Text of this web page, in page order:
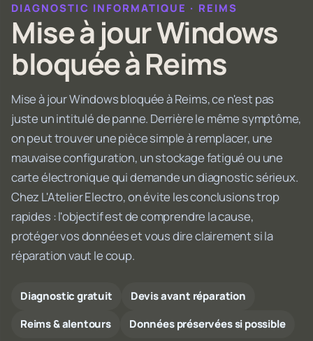
DIAGNOSTIC INFORMATIQUE · REIMS
Mise à jour Windows
bloquée à Reims
Mise à jour Windows bloquée à Reims, ce n'est pas
juste un intitulé de panne. Derrière le même symptôme,
on peut trouver une pièce simple à remplacer, une
mauvaise configuration, un stockage fatigué ou une
carte électronique qui demande un diagnostic sérieux.
Chez L'Atelier Electro, on évite les conclusions trop
rapides : l'objectif est de comprendre la cause,
protéger vos données et vous dire clairement si la
réparation vaut le coup.
Diagnostic gratuit
Devis avant réparation
Reims & alentours
Données préservées si possible